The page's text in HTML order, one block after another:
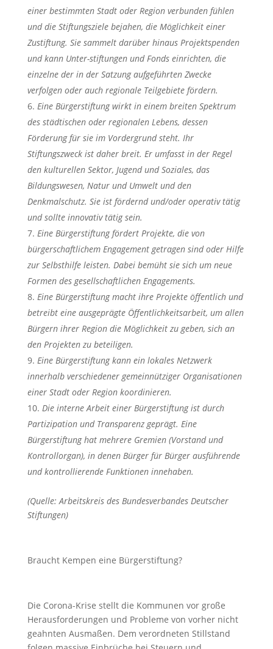
einer bestimmten Stadt oder Region verbunden fühlen
und die Stiftungsziele bejahen, die Möglichkeit einer
Zustiftung. Sie sammelt darüber hinaus Projektspenden
und kann Unter-stiftungen und Fonds einrichten, die
einzelne der in der Satzung aufgeführten Zwecke
verfolgen oder auch regionale Teilgebiete fördern.
Eine Bürgerstiftung wirkt in einem breiten Spektrum
des städtischen oder regionalen Lebens, dessen
Förderung für sie im Vordergrund steht. Ihr
Stiftungszweck ist daher breit. Er umfasst in der Regel
den kulturellen Sektor, Jugend und Soziales, das
Bildungswesen, Natur und Umwelt und den
Denkmalschutz. Sie ist fördernd und/oder operativ tätig
und sollte innovativ tätig sein.
Eine Bürgerstiftung fördert Projekte, die von
bürgerschaftlichem Engagement getragen sind oder Hilfe
zur Selbsthilfe leisten. Dabei bemüht sie sich um neue
Formen des gesellschaftlichen Engagements.
Eine Bürgerstiftung macht ihre Projekte öffentlich und
betreibt eine ausgeprägte Öffentlichkeitsarbeit, um allen
Bürgern ihrer Region die Möglichkeit zu geben, sich an
den Projekten zu beteiligen.
Eine Bürgerstiftung kann ein lokales Netzwerk
innerhalb verschiedener gemeinnütziger Organisationen
einer Stadt oder Region koordinieren.
Die interne Arbeit einer Bürgerstiftung ist durch
Partizipation und Transparenz geprägt. Eine
Bürgerstiftung hat mehrere Gremien (Vorstand und
Kontrollorgan), in denen Bürger für Bürger ausführende
und kontrollierende Funktionen innehaben.
(Quelle: Arbeitskreis des Bundesverbandes Deutscher
Stiftungen)
Braucht Kempen eine Bürgerstiftung?
Die Corona-Krise stellt die Kommunen vor große
Herausforderungen und Probleme von vorher nicht
geahnten Ausmaßen. Dem verordneten Stillstand